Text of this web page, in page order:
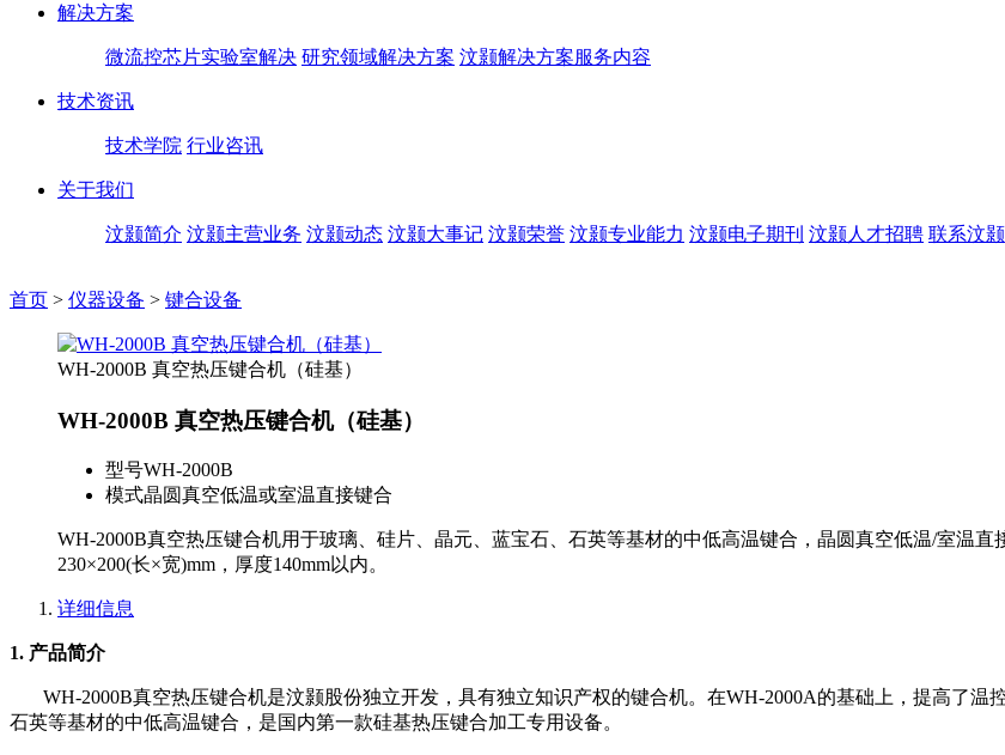
解决方案
微流控芯片实验室解决 研究领域解决方案 汶颢解决方案服务内容
技术资讯
技术学院 行业咨讯
关于我们
汶颢简介 汶颢主营业务 汶颢动态 汶颢大事记 汶颢荣誉 汶颢专业能力 汶颢电子期刊 汶颢人才招聘 联系汶颢
首页 > 仪器设备 > 键合设备
WH-2000B 真空热压键合机（硅基）
WH-2000B 真空热压键合机（硅基）
型号WH-2000B
模式晶圆真空低温或室温直接键合
WH-2000B真空热压键合机用于玻璃、硅片、晶元、蓝宝石、石英等基材的中低高温键合，晶圆真空低温/室温
230×200(长×宽)mm，厚度140mm以内。
详细信息
1. 产品简介
WH-2000B真空热压键合机是汶颢股份独立开发，具有独立知识产权的键合机。在WH-2000A的基础上，提高了温
石英等基材的中低高温键合，是国内第一款硅基热压键合加工专用设备。